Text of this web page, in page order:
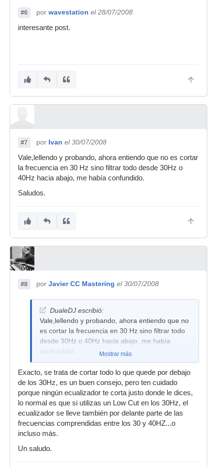
#6 por wavestation el 28/07/2008
interesante post.
#7 por Ivan el 30/07/2008
Vale,lellendo y probando, ahora entiendo que no es cortar
la frecuencia en 30 Hz sino filtrar todo desde 30Hz o
40Hz hacia abajo, me había confundido.
Saludos.
#8 por Javier CC Mastering el 30/07/2008
DualeDJ escribió:
Vale,lellendo y probando, ahora entiendo que no
es cortar la frecuencia en 30 Hz sino filtrar todo
desde 30Hz o 40Hz hacia abajo, me había
confundido.
Mostrar más
Exacto, se trata de cortar todo lo que quede por debajo
de los 30Hz, es un buen consejo, pero ten cuidado
porque ningún ecualizador te corta justo donde le dices,
lo normal es que si utilizas un Low Cut en los 30Hz, el
ecualizador se lleve también por delante parte de las
frecuencias comprendidas entre los 30 y 40HZ...o
incluso más.
Un saludo.